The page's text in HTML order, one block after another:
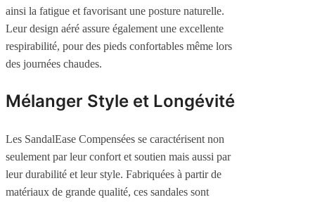
ainsi la fatigue et favorisant une posture naturelle.
Leur design aéré assure également une excellente
respirabilité, pour des pieds confortables même lors
des journées chaudes.
Mélanger Style et Longévité
Les SandalEase Compensées se caractérisent non
seulement par leur confort et soutien mais aussi par
leur durabilité et leur style. Fabriquées à partir de
matériaux de grande qualité, ces sandales sont